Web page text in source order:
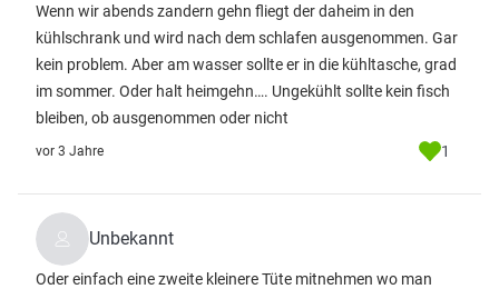
Wenn wir abends zandern gehn fliegt der daheim in den
kühlschrank und wird nach dem schlafen ausgenommen. Gar
kein problem. Aber am wasser sollte er in die kühltasche, grad
im sommer. Oder halt heimgehn…. Ungekühlt sollte kein fisch
bleiben, ob ausgenommen oder nicht
vor 3 Jahre 1
Unbekannt
Oder einfach eine zweite kleinere Tüte mitnehmen wo man